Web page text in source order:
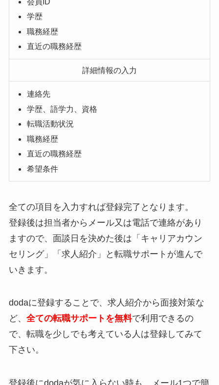
学歴
職務経歴
直近の職務経歴
詳細情報の入力
連絡先
学歴、語学力、資格
転職活動状況
職務経歴
直近の職務経歴
希望条件
全ての項目を入力すれば登録完了となります。
登録後は担当者からメール又は電話で連絡があり
ますので、面談日を決めた後は「キャリアカウン
セリング」「求人紹介」と転職サポートが進んで
いきます。
dodaに登録することで、求人紹介から面接対策な
ど、 全ての転職サポートを無料で利用できるの
で、転職を少しでも考えている人は登録してみて
下さい。